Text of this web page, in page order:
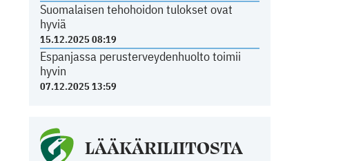
Suomalaisen tehohoidon tulokset ovat
hyviä
15.12.2025 08:19
Espanjassa perusterveydenhuolto toimii
hyvin
07.12.2025 13:59
LÄÄKÄRILIITOSTA